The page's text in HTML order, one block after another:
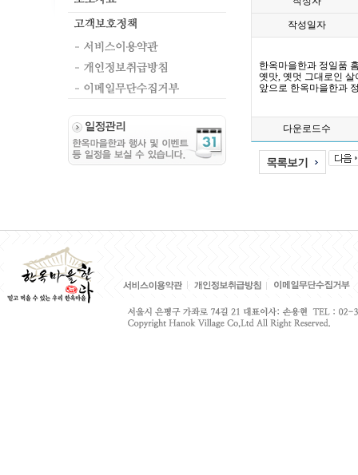
작성일자
한옥마을한과 정일품
옛맛, 옛멋 그대로인
앞으로 한옥마을한과
다운로드수